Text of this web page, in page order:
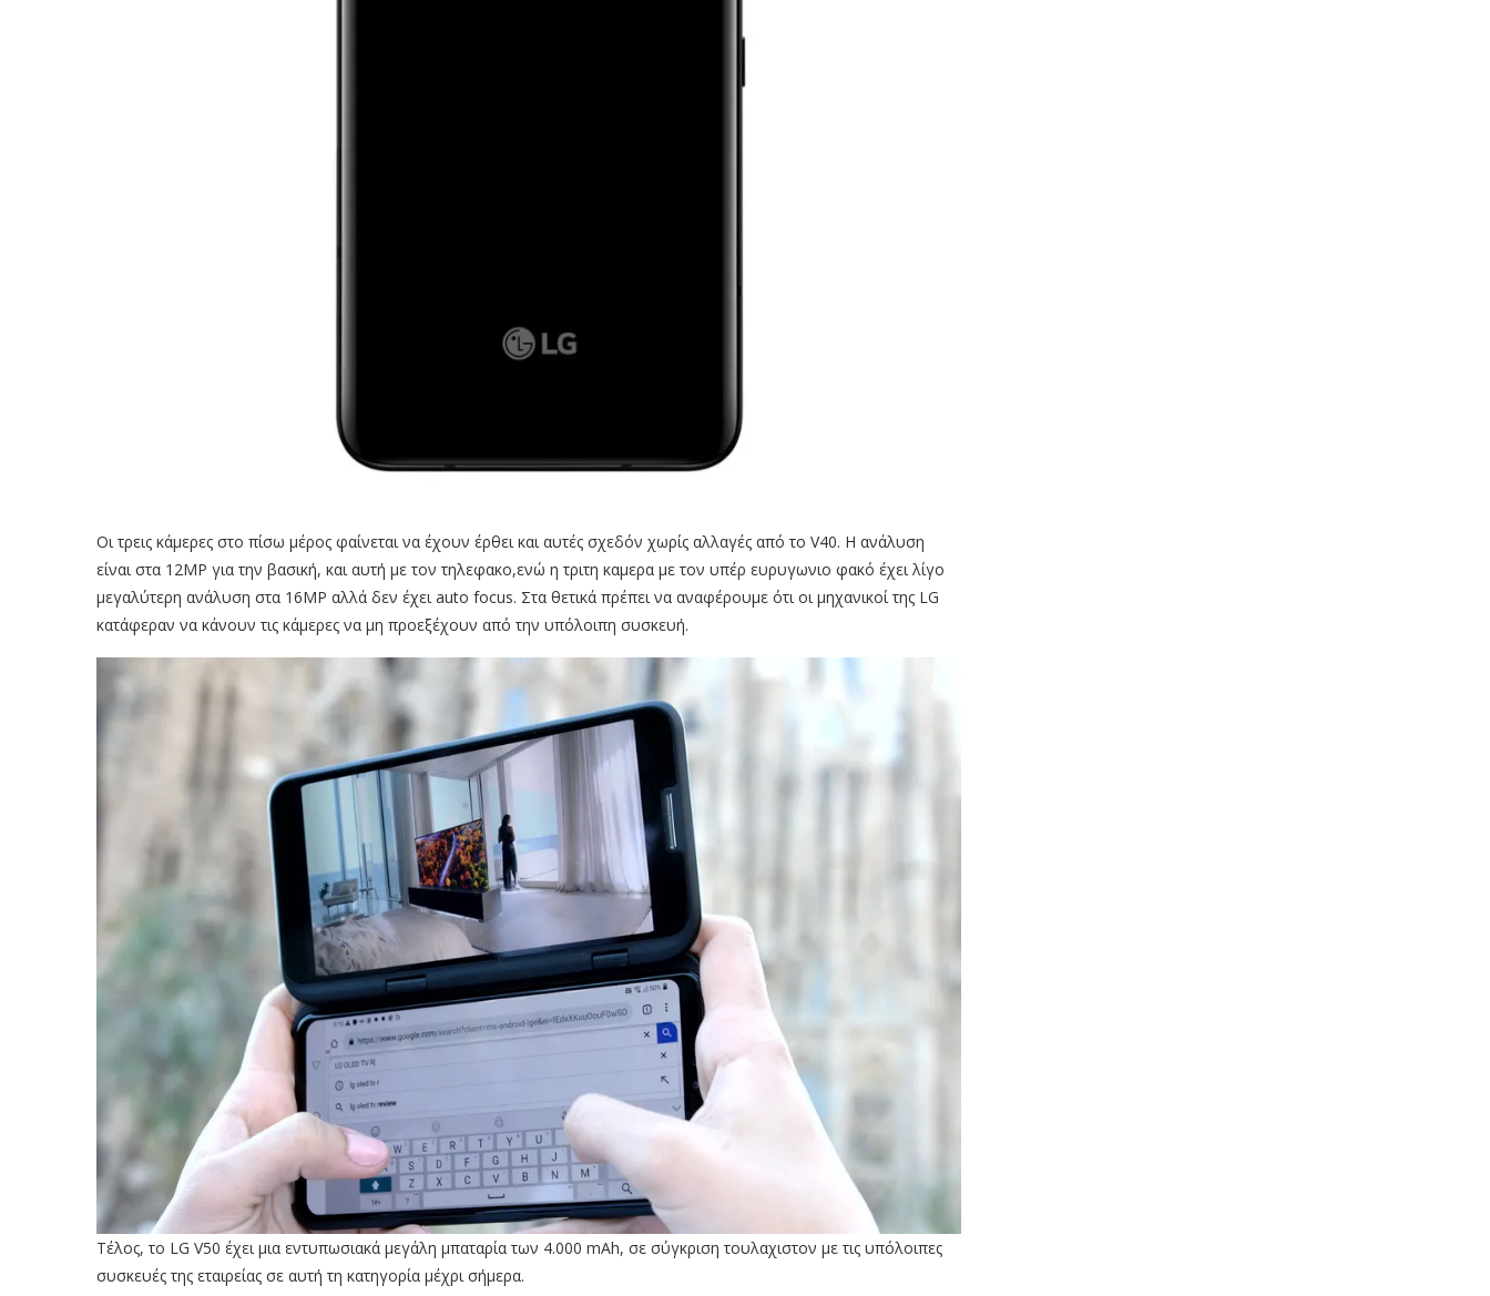
Οι τρεις κάμερες στο πίσω μέρος φαίνεται να έχουν έρθει και αυτές σχεδόν χωρίς αλλαγές από το V40. Η ανάλυση
είναι στα 12ΜΡ για την βασική, και αυτή με τον τηλεφακο,ενώ η τριτη καμερα με τον υπέρ ευρυγωνιο φακό έχει λίγο
μεγαλύτερη ανάλυση στα 16ΜΡ αλλά δεν έχει auto focus. Στα θετικά πρέπει να αναφέρουμε ότι οι μηχανικοί της LG
κατάφεραν να κάνουν τις κάμερες να μη προεξέχουν από την υπόλοιπη συσκευή.
Τέλος, το LG V50 έχει μια εντυπωσιακά μεγάλη μπαταρία των 4.000 mAh, σε σύγκριση τουλαχιστον με τις υπόλοιπες
συσκευές της εταιρείας σε αυτή τη κατηγορία μέχρι σήμερα.